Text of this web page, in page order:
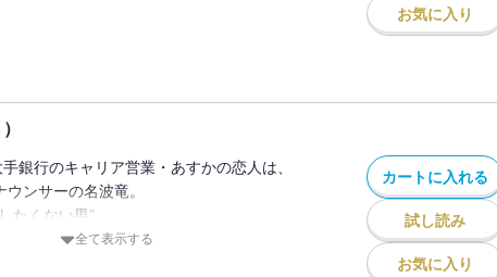
と不倫関係にあった女優・邑子、
とりまくラブバトルは、ますます絡み合って
ナリューの日常」、読みきり「純愛マスカレ
お気に入り
銀行のキャリア営業・あすかの恋人は、
ンサーの名波竜。
たくない男”…。
全て表示する
カートに入れる
試し読み
お気に入り